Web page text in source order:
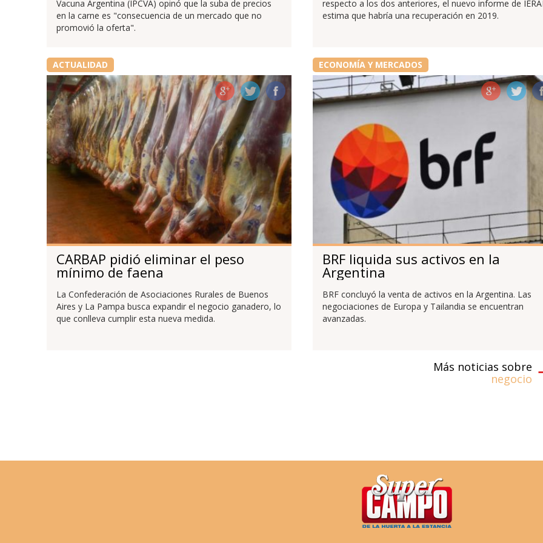
Vacuna Argentina (IPCVA) opinó que la suba de precios
en la carne es "consecuencia de un mercado que no
promovió la oferta".
respecto a los dos anteriores, el nuevo informe de
estima que habría una recuperación en 2019.
ACTUALIDAD
CARBAP pidió eliminar el peso
mínimo de faena
La Confederación de Asociaciones Rurales de Buenos
Aires y La Pampa busca expandir el negocio ganadero, lo
que conlleva cumplir esta nueva medida.
ECONOMÍA Y MERCADOS
BRF liquida sus activos en la
Argentina
BRF concluyó la venta de activos en la Argentina. Las
negociaciones de Europa y Tailandia se encuentran
avanzadas.
Más noticias sobre
negocio